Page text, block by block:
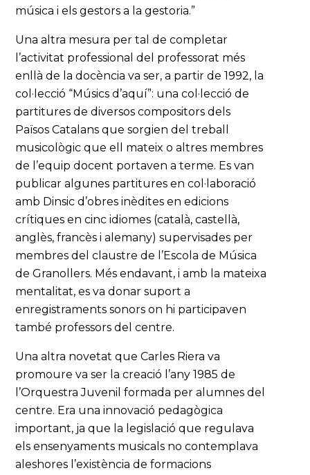
música i els gestors a la gestoria.”
Una altra mesura per tal de completar
l’activitat professional del professorat més
enllà de la docència va ser, a partir de 1992, la
col·lecció “Músics d’aquí”: una col·lecció de
partitures de diversos compositors dels
Països Catalans que sorgien del treball
musicològic que ell mateix o altres membres
de l’equip docent portaven a terme. Es van
publicar algunes partitures en col·laboració
amb Dinsic d’obres inèdites en edicions
crítiques en cinc idiomes (català, castellà,
anglès, francès i alemany) supervisades per
membres del claustre de l’Escola de Música
de Granollers. Més endavant, i amb la mateixa
mentalitat, es va donar suport a
enregistraments sonors on hi participaven
també professors del centre.
Una altra novetat que Carles Riera va
promoure va ser la creació l’any 1985 de
l’Orquestra Juvenil formada per alumnes del
centre. Era una innovació pedagògica
important, ja que la legislació que regulava
els ensenyaments musicals no contemplava
aleshores l’existència de formacions